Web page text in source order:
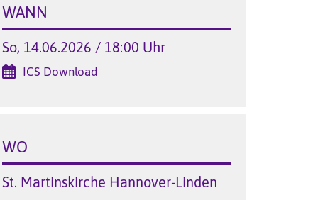
WANN
So, 14.06.2026 / 18:00 Uhr
ICS Download
WO
St. Martinskirche Hannover-Linden